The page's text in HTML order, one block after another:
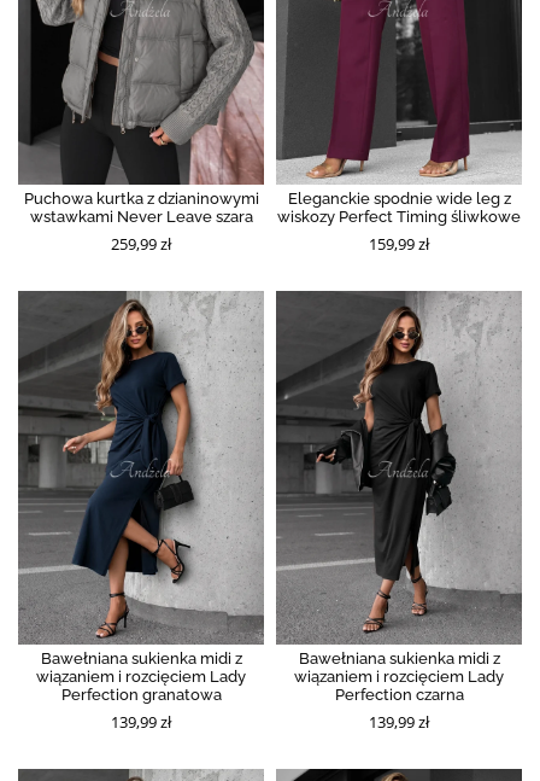
Puchowa kurtka z dzianinowymi
wstawkami Never Leave szara
259,99 zł
Eleganckie spodnie wide leg z
wiskozy Perfect Timing śliwkowe
159,99 zł
Bawełniana sukienka midi z
wiązaniem i rozcięciem Lady
Perfection granatowa
139,99 zł
Bawełniana sukienka midi z
wiązaniem i rozcięciem Lady
Perfection czarna
139,99 zł